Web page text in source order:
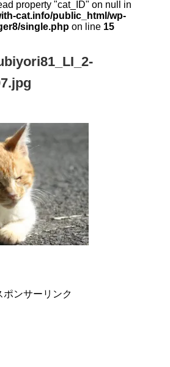
property "cat_ID" on null in
cat.info/public_html/wp-
single.php on line 15
ポンサーリンク